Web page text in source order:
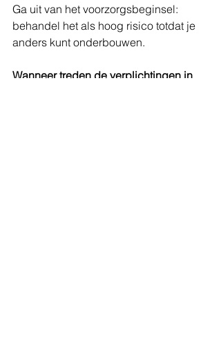
Ga uit van het voorzorgsbeginsel:
behandel het als hoog risico totdat je
anders kunt onderbouwen.
Wanneer treden de verplichtingen in